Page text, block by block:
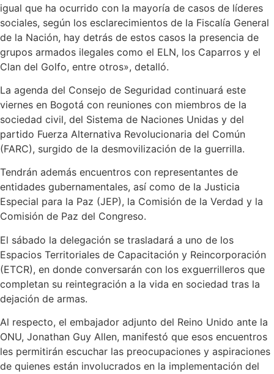
igual que ha ocurrido con la mayoría de casos de líderes
sociales, según los esclarecimientos de la Fiscalía General
de la Nación, hay detrás de estos casos la presencia de
grupos armados ilegales como el ELN, los Caparros y el
Clan del Golfo, entre otros», detalló.
La agenda del Consejo de Seguridad continuará este
viernes en Bogotá con reuniones con miembros de la
sociedad civil, del Sistema de Naciones Unidas y del
partido Fuerza Alternativa Revolucionaria del Común
(FARC), surgido de la desmovilización de la guerrilla.
Tendrán además encuentros con representantes de
entidades gubernamentales, así como de la Justicia
Especial para la Paz (JEP), la Comisión de la Verdad y la
Comisión de Paz del Congreso.
El sábado la delegación se trasladará a uno de los
Espacios Territoriales de Capacitación y Reincorporación
(ETCR), en donde conversarán con los exguerrilleros que
completan su reintegración a la vida en sociedad tras la
dejación de armas.
Al respecto, el embajador adjunto del Reino Unido ante la
ONU, Jonathan Guy Allen, manifestó que esos encuentros
les permitirán escuchar las preocupaciones y aspiraciones
de quienes están involucrados en la implementación del